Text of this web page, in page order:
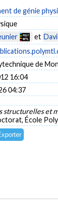
de génie
et
de
16:04
04:37
structurelles et
École